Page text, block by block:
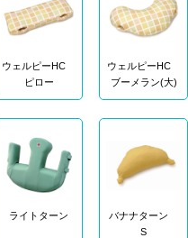
ウェルピーHC
ピロー
ウェルピーHC
ブーメラン(大)
ライトターン
バナナターン
S